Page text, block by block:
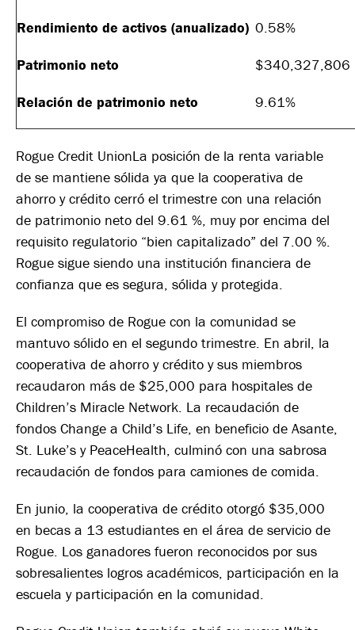
Rendimiento de activos (anualizado) 0.58%
Patrimonio neto $340,327,806
Relación de patrimonio neto 9.61%
Rogue Credit UnionLa posición de la renta variable
de se mantiene sólida ya que la cooperativa de
ahorro y crédito cerró el trimestre con una relación
de patrimonio neto del 9.61 %, muy por encima del
requisito regulatorio “bien capitalizado” del 7.00 %.
Rogue sigue siendo una institución financiera de
confianza que es segura, sólida y protegida.
El compromiso de Rogue con la comunidad se
mantuvo sólido en el segundo trimestre. En abril, la
cooperativa de ahorro y crédito y sus miembros
recaudaron más de $25,000 para hospitales de
Children’s Miracle Network. La recaudación de
fondos Change a Child’s Life, en beneficio de Asante,
St. Luke’s y PeaceHealth, culminó con una sabrosa
recaudación de fondos para camiones de comida.
En junio, la cooperativa de crédito otorgó $35,000
en becas a 13 estudiantes en el área de servicio de
Rogue. Los ganadores fueron reconocidos por sus
sobresalientes logros académicos, participación en la
escuela y participación en la comunidad.